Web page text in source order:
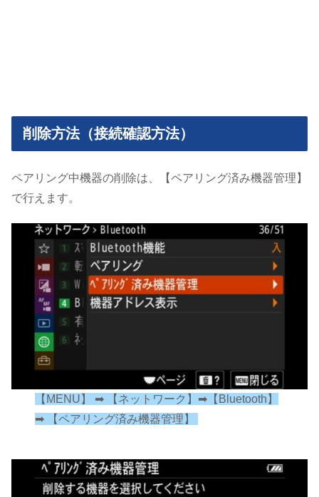
削除方法（接続確認方法）
ペアリング中機器の削除は、【ペアリング済み機器管理】
で行えます。
【MENU】 ➡︎ 【ネットワーク】➡︎【Bluetooth】
➡︎ 【ペアリング済み機器管理】